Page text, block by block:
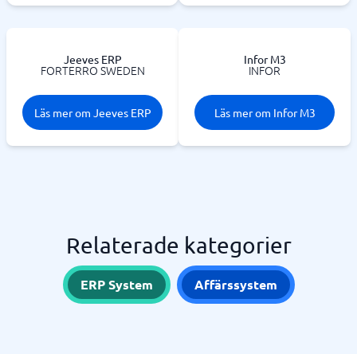
Jeeves ERP
FORTERRO SWEDEN
Läs mer om Jeeves ERP
Infor M3
INFOR
Läs mer om Infor M3
Relaterade kategorier
ERP System Affärssystem